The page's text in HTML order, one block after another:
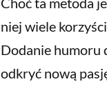
niej wiele
Dodanie humoru
odkryć nową